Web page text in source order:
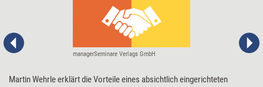
managerSeminare Verlags GmbH
Martin Wehrle erklärt die Vorteile eines absichtlich eingerichteten